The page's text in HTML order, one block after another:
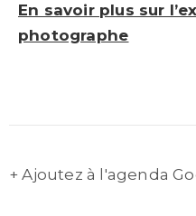
En savoir plus sur
photographe
+ Ajoutez à l'agenda